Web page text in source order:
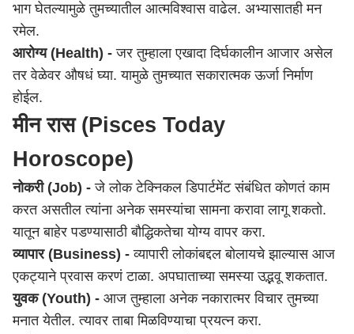
भाग घेतल्यामुळे तुमच्यातील आत्मविश्वास वाढेल. अभ्यासातही मन
रमेल.
आरोग्य (Health) - जर तुम्हाला एखादा दिर्घकालीन आजार असेल
तर वेळेवर औषधं घ्या. यामुळे तुमच्यात सकारात्मक ऊर्जा निर्माण
होईल.
मीन रास (Pisces Today
Horoscope)
नोकरी (Job) - जे लोक टेक्निकल डिपार्टमेंट संबंधित कोणतं काम
करत असतील त्यांना अनेक समस्यांचा सामना करावा लागू शकतो.
यातून बाहेर पडण्यासाठी बौद्धिकतेचा योग्य वापर करा.
व्यापार (Business) - व्यापारी लोकांबद्दल बोलायचे झाल्यास आज
एकट्याने प्रवास करणं टाळा. अपघाताच्या समस्या उद्भवू शकतात.
युवक (Youth) - आज तुम्हाला अनेक नकारात्मर विचार तुमच्या
मनात येतील. त्यावर ताबा मिळविण्याचा प्रयत्न करा.